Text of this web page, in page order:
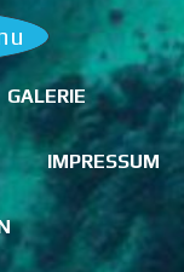
GALERIE
IMPRESSUM